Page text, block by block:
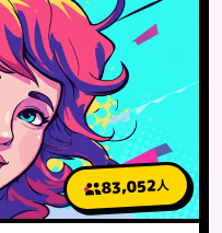
83,052人